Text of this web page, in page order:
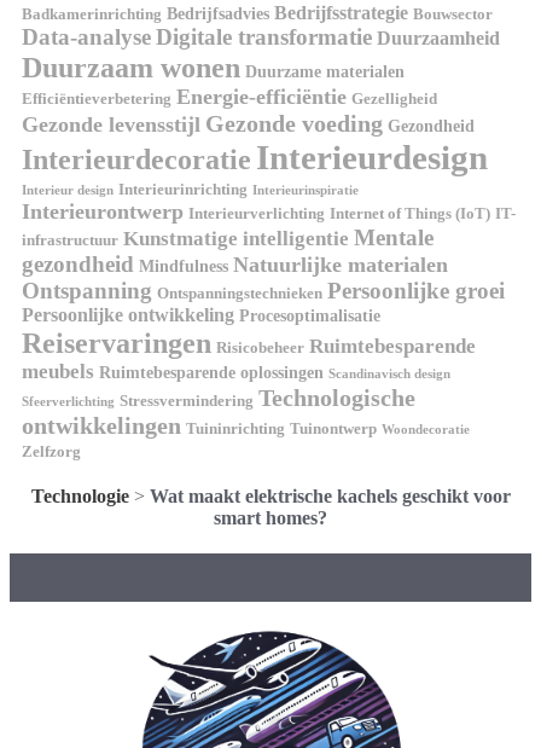
Badkamerinrichting Bedrijfsadvies Bedrijfsstrategie Bouwsector
Data-analyseDigitale transformatie Duurzaamheid
Duurzaam wonen Duurzame materialen
Efficiëntieverbetering Energie-efficiëntie Gezelligheid
Gezonde levensstijl Gezonde voeding Gezondheid
Interieurdecoratie Interieurdesign
Interieur design Interieurinrichting Interieurinspiratie
Interieurontwerp Interieurverlichting Internet of Things (IoT) IT-
infrastructuur Kunstmatige intelligentie Mentale
gezondheid Mindfulness Natuurlijke materialen
Ontspanning Ontspanningstechnieken Persoonlijke groei
Persoonlijke ontwikkeling Procesoptimalisatie
Reiservaringen Risicobeheer Ruimtebesparende
meubels Ruimtebesparende oplossingen Scandinavisch design
Sfeerverlichting Stressvermindering Technologische
ontwikkelingen Tuininrichting Tuinontwerp Woondecoratie
Zelfzorg
Technologie> Wat maakt elektrische kachels geschikt voor
smart homes?